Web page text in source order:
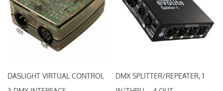
DASLIGHT VIRTUAL CONTROL
DMX SPLITTER/REPEATER, 1